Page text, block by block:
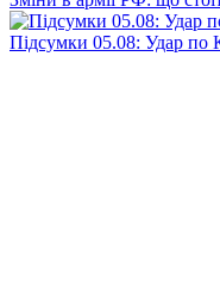
Підсумки 05.08: Удар по